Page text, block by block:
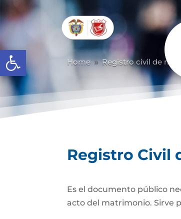
Abrir barra de herramientas
Home 9 Registro civil de
Registro Civil
Es el documento público
acto del matrimonio. Sirve